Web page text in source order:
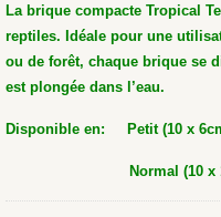
La brique compacte Tropical
reptiles. Idéale pour une
ou de forêt, chaque brique se
est plongée dans l’eau.
Disponible en: Petit (10 x
Normal (10 x 18cm)